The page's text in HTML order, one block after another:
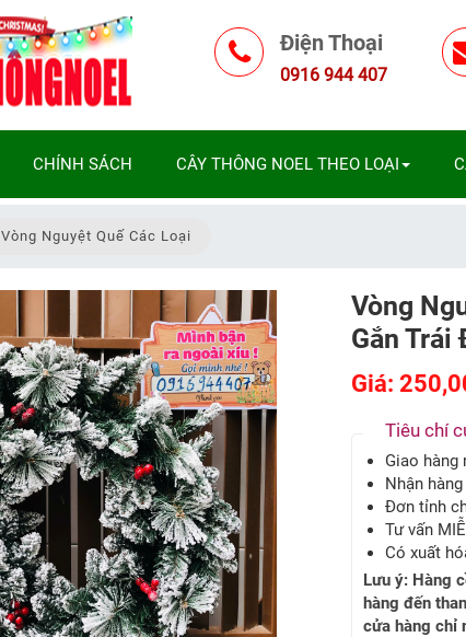
Điện Thoại
0916 944 407
CHÍNH SÁCH CÂY THÔNG NOEL THEO LOẠI
Vòng Nguyệt Quế Các Loại
Vòng
Gắn Trái
Giá:
Tiêu chí
Giao hàng
Nhận
Đơn tỉnh
Tư vấn
Có xuất
Lưu ý: Hàng
hàng đến
cửa hàng chỉ